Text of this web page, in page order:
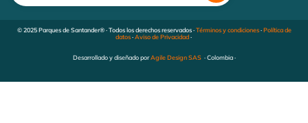
© 2025 Parques de Santander® · Todos los derechos reservados ·Términos y condiciones·Política de
datos·Aviso de Privacidad·
Desarrollado y diseñado porAgile Design SAS· Colombia ·